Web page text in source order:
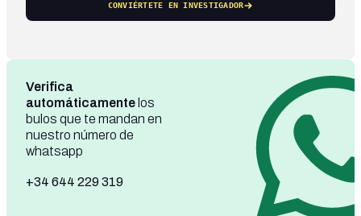
CONVIÉRTETE EN INVESTIGADOR
Verifica
automáticamente los
bulos que te mandan en
nuestro número de
whatsapp
+34 644 229 319